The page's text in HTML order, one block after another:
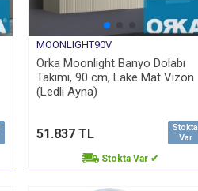
MOONLIGHT90V
Orka Moonlight Banyo Dolabı
Takımı, 90 cm, Lake Mat Vizon
(Ledli Ayna)
Stokta
Var
51.837 TL
Stokta Var ✔